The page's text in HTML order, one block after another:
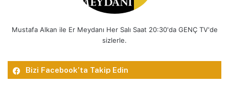
Mustafa Alkan ile Er Meydanı Her Salı Saat 20:30'da GENÇ TV'de
sizlerle.
Bizi Facebook’ta Takip Edin